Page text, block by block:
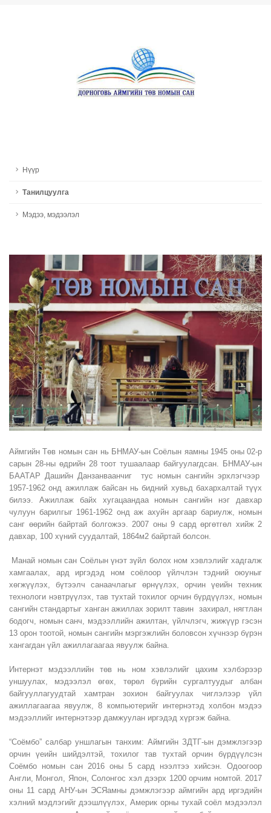
Нүүр
Танилцуулга
Мэдээ, мэдээлэл
Аймгийн Төв номын сан нь БНМАУ-ын Соёлын яамны 1945 оны 02-р
сарын 28-ны өдрийн 28 тоот тушаалаар байгуулагдсан. БНМАУ-ын
БААТАР Дашийн Данзанваанчиг тус номын сангийн эрхлэгчээр
1957-1962 онд ажиллаж байсан нь бидний хувьд бахархалтай түүх
билээ. Ажиллаж байх хугацаандаа номын сангийн нэг давхар
чулуун барилгыг 1961-1962 онд аж ахуйн аргаар бариулж, номын
санг өөрийн байртай болгожээ. 2007 оны 9 сард өргөтгөл хийж 2
давхар, 100 хүний суудалтай, 1864м2 байртай болсон.
Манай номын сан Соёлын үнэт зүйл болох ном хэвлэлийг хадгалж
хамгаалах, ард иргэдэд ном соёлоор үйлчлэн тэдний оюуныг
хөгжүүлэх, бүтээлч санаачлагыг өрнүүлэх, орчин үеийн техник
технологи нэвтрүүлэх, тав тухтай тохилог орчин бүрдүүлэх, номын
сангийн стандартыг ханган ажиллах зорилт тавин захирал, нягтлан
бодогч, номын санч, мэдээллийн ажилтан, үйлчлэгч, жижүүр гэсэн
13 орон тоотой, номын сангийн мэргэжлийн боловсон хүчнээр бүрэн
хангагдан үйл ажиллагаагаа явуулж байна.
Интернэт мэдээллийн төв нь ном хэвлэлийг цахим хэлбэрээр
уншуулах, мэдээлэл өгөх, төрөл бүрийн сургалтуудыг албан
байгууллагуудтай хамтран зохион байгуулах чиглэлээр үйл
ажиллагаагаа явуулж, 8 компьютерийг интернэтэд холбон мэдээ
мэдээллийг интернэтээр дамжуулан иргэдэд хүргэж байна.
“Соёмбо” салбар уншлагын танхим: Аймгийн ЗДТГ-ын дэмжлэгээр
орчин үеийн шийдэлтэй, тохилог тав тухтай орчин бүрдүүлсэн
Соёмбо номын сан 2016 оны 5 сард нээлтээ хийсэн. Одоогоор
Англи, Монгол, Япон, Солонгос хэл дээрх 1200 орчим номтой. 2017
оны 11 сард АНУ-ын ЭСЯамны дэмжлэгээр аймгийн ард иргэдийн
хэлний мэдлэгийг дээшлүүлэх, Америк орны тухай соёл мэдээлэл